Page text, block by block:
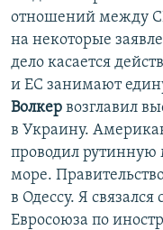
отношений между
на некоторые
дело касается
и ЕС занимают
Волкер возглавил
в Украину.
проводил
море.
в Одессу. Я
Евросоюза по